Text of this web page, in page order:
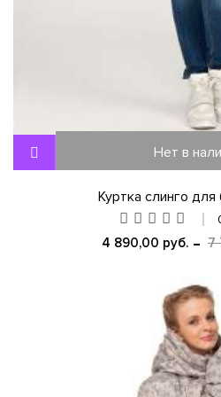
Нет в
Куртка слинго
4 890,00 руб. 7